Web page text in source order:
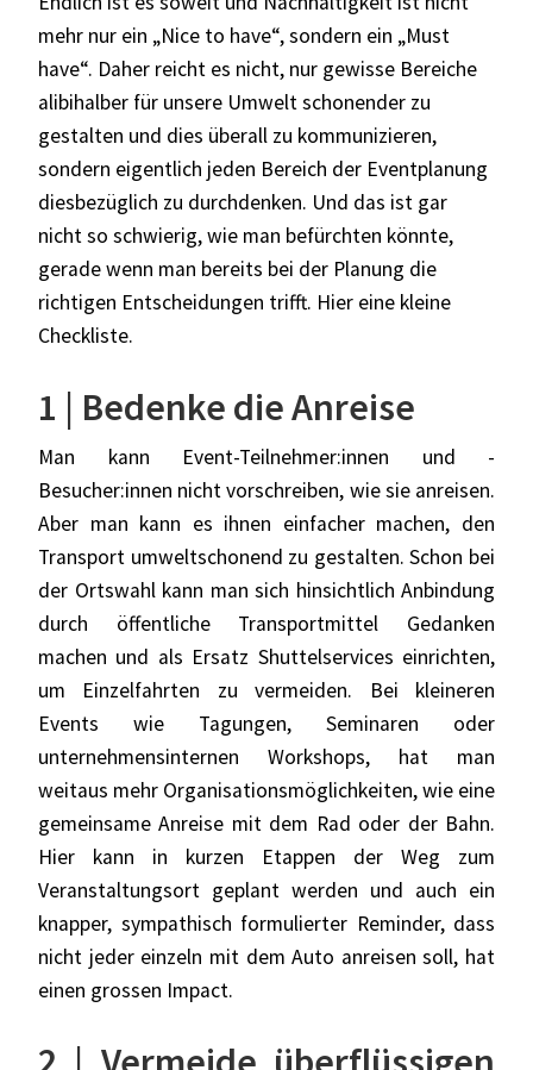
mehr nur ein „Nice to have“, sondern ein „Must
have“. Daher reicht es nicht, nur gewisse Bereiche
alibihalber für unsere Umwelt schonender zu
gestalten und dies überall zu kommunizieren,
sondern eigentlich jeden Bereich der Eventplanung
diesbezüglich zu durchdenken. Und das ist gar
nicht so schwierig, wie man befürchten könnte,
gerade wenn man bereits bei der Planung die
richtigen Entscheidungen trifft. Hier eine kleine
Checkliste.
1 | Bedenke die Anreise
Man kann Event-Teilnehmer:innen und -
Besucher:innen nicht vorschreiben, wie sie anreisen.
Aber man kann es ihnen einfacher machen, den
Transport umweltschonend zu gestalten. Schon bei
der Ortswahl kann man sich hinsichtlich Anbindung
durch öffentliche Transportmittel Gedanken
machen und als Ersatz Shuttelservices einrichten,
um Einzelfahrten zu vermeiden. Bei kleineren
Events wie Tagungen, Seminaren oder
unternehmensinternen Workshops, hat man
weitaus mehr Organisationsmöglichkeiten, wie eine
gemeinsame Anreise mit dem Rad oder der Bahn.
Hier kann in kurzen Etappen der Weg zum
Veranstaltungsort geplant werden und auch ein
knapper, sympathisch formulierter Reminder, dass
nicht jeder einzeln mit dem Auto anreisen soll, hat
einen grossen Impact.